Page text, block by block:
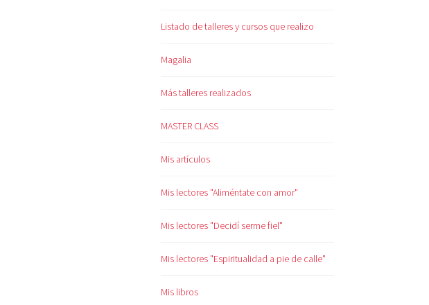
Listado de talleres y cursos que realizo
Magalia
Más talleres realizados
MASTER CLASS
Mis artículos
Mis lectores "Aliméntate con amor"
Mis lectores "Decidí serme fiel"
Mis lectores "Espiritualidad a pie de calle"
Mis libros